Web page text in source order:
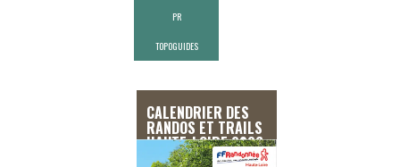
PR
TOPOGUIDES
CALENDRIER DES
RANDOS ET TRAILS
HAUTE-LOIRE 2026